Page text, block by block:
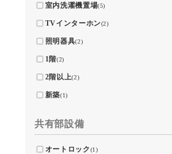
室内洗濯機置場(5)
TVインターホン(2)
照明器具(2)
1階(2)
2階以上(2)
新築(1)
共有部設備
オートロック(1)